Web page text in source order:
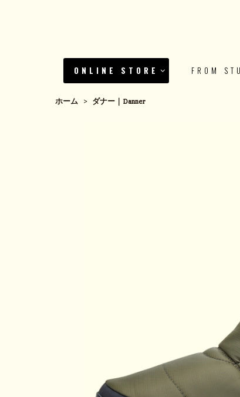
ONLINE STORE FROM
ホーム > ダナー｜Danner